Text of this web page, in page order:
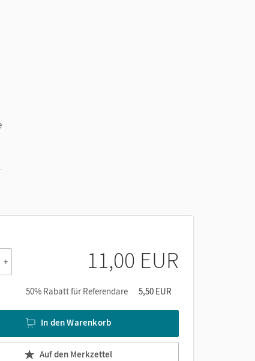
+ 11,00 EUR
50% Rabatt für Referendare 5,50 EUR
In den Warenkorb
Auf den Merkzettel